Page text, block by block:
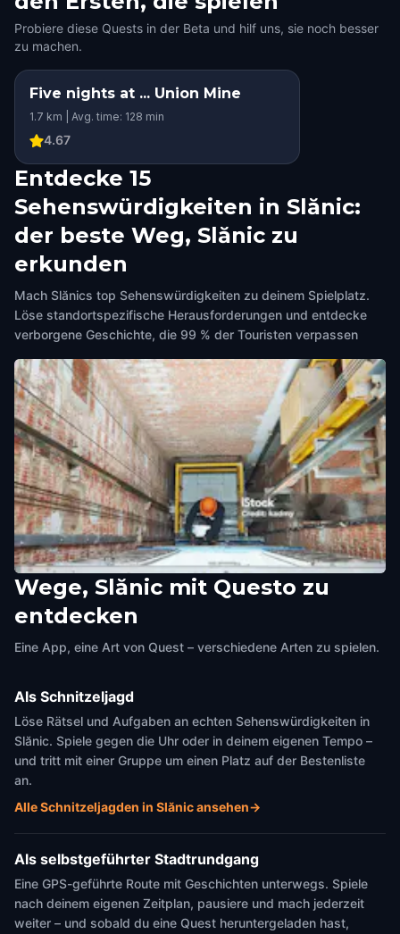
Probiere diese Quests in der Beta und hilf uns, sie noch besser
zu machen.
Five nights at ... Union Mine
1.7 km | Avg. time: 128 min
4.67
Entdecke 15
Sehenswürdigkeiten in Slănic:
der beste Weg, Slănic zu
erkunden
Mach Slănics top Sehenswürdigkeiten zu deinem Spielplatz.
Löse standortspezifische Herausforderungen und entdecke
verborgene Geschichte, die 99 % der Touristen verpassen
Elevator Shaft
Slănic,Romania
Wege, Slănic mit Questo zu
entdecken
Eine App, eine Art von Quest – verschiedene Arten zu spielen.
Als Schnitzeljagd
Löse Rätsel und Aufgaben an echten Sehenswürdigkeiten in
Slănic. Spiele gegen die Uhr oder in deinem eigenen Tempo –
und tritt mit einer Gruppe um einen Platz auf der Bestenliste
an.
Alle Schnitzeljagden in Slănic ansehen→
Als selbstgeführter Stadtrundgang
Eine GPS-geführte Route mit Geschichten unterwegs. Spiele
nach deinem eigenen Zeitplan, pausiere und mach jederzeit
weiter – und sobald du eine Quest heruntergeladen hast,